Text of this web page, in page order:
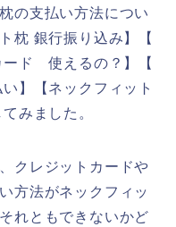
の支払い方法につい
枕 銀行振り込み】【
ード 使えるの？】【
】【ネックフィット
みました。
クレジットカードや
方法がネックフィッ
れともできないかど